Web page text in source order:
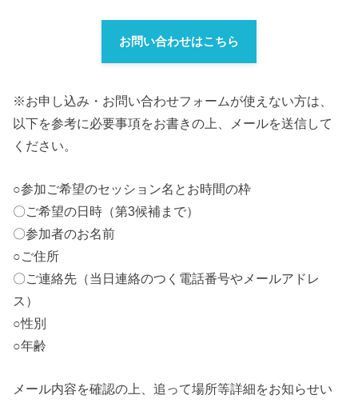
お問い合わせはこちら
※お申し込み・お問い合わせフォームが使えない方は、
以下を参考に必要事項をお書きの上、メールを送信して
ください。
○参加ご希望のセッション名とお時間の枠
〇ご希望の日時（第3候補まで）
〇参加者のお名前
○ご住所
〇ご連絡先（当日連絡のつく電話番号やメールアドレ
ス）
○性別
○年齢
メール内容を確認の上、追って場所等詳細をお知らせい